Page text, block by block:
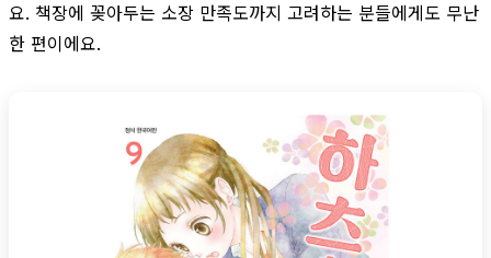
요. 책장에 꽂아두는 소장 만족도까지 고려하는 분들에게도 무난
한 편이에요.